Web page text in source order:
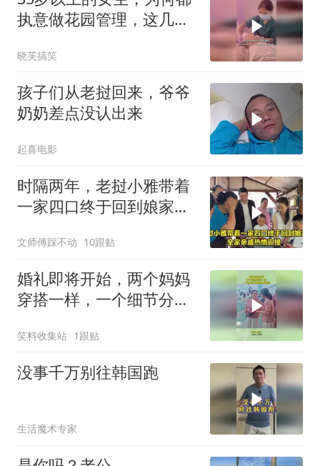
执意做花园管理，这几点
晓芙搞笑
孩子们从老挝回来，爷爷
奶奶差点没认出来
起喜电影
时隔两年，老挝小雅带着
一家四口终于回到娘家，
文师傅踩不动 10跟贴
婚礼即将开始，两个妈妈
穿搭一样，一个细节分清
笑料收集站 1跟贴
没事千万别往韩国跑
生活魔术专家